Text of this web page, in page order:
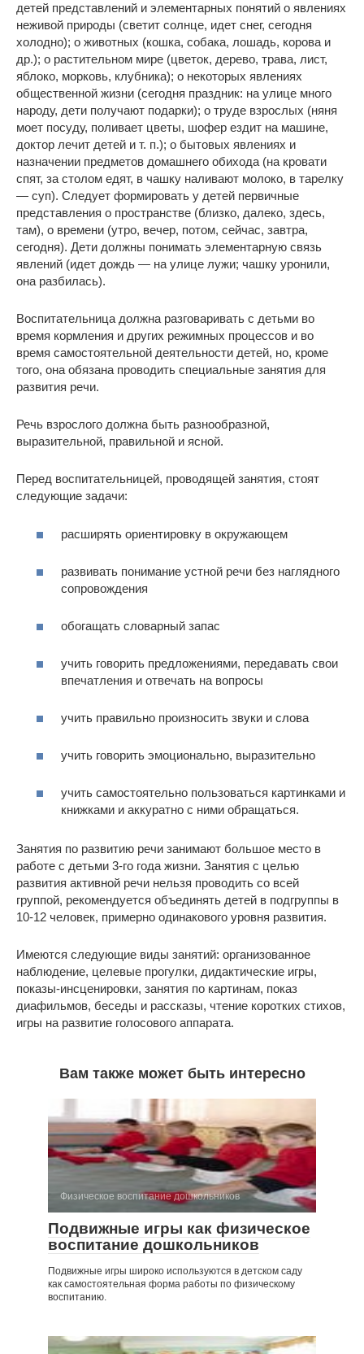
детей представлений и элементарных понятий о явлениях
неживой природы (светит солнце, идет снег, сегодня
холодно); о животных (кошка, собака, лошадь, корова и
др.); о растительном мире (цветок, дерево, трава, лист,
яблоко, морковь, клубника); о некоторых явлениях
общественной жизни (сегодня праздник: на улице много
народу, дети получают подарки); о труде взрослых (няня
моет посуду, поливает цветы, шофер ездит на машине,
доктор лечит детей и т. п.); о бытовых явлениях и
назначении предметов домашнего обихода (на кровати
спят, за столом едят, в чашку наливают молоко, в тарелку
— суп). Следует формировать у детей первичные
представления о пространстве (близко, далеко, здесь,
там), о времени (утро, вечер, потом, сейчас, завтра,
сегодня). Дети должны понимать элементарную связь
явлений (идет дождь — на улице лужи; чашку уронили,
она разбилась).
Воспитательница должна разговаривать с детьми во
время кормления и других режимных процессов и во
время самостоятельной деятельности детей, но, кроме
того, она обязана проводить специальные занятия для
развития речи.
Речь взрослого должна быть разнообразной,
выразительной, правильной и ясной.
Перед воспитательницей, проводящей занятия, стоят
следующие задачи:
расширять ориентировку в окружающем
развивать понимание устной речи без наглядного
сопровождения
обогащать словарный запас
учить говорить предложениями, передавать свои
впечатления и отвечать на вопросы
учить правильно произносить звуки и слова
учить говорить эмоционально, выразительно
учить самостоятельно пользоваться картинками и
книжками и аккуратно с ними обращаться.
Занятия по развитию речи занимают большое место в
работе с детьми 3-го года жизни. Занятия с целью
развития активной речи нельзя проводить со всей
группой, рекомендуется объединять детей в подгруппы в
10-12 человек, примерно одинакового уровня развития.
Имеются следующие виды занятий: организованное
наблюдение, целевые прогулки, дидактические игры,
показы-инсценировки, занятия по картинам, показ
диафильмов, беседы и рассказы, чтение коротких стихов,
игры на развитие голосового аппарата.
Вам также может быть интересно
Физическое воспитание дошкольников
Подвижные игры как физическое
воспитание дошкольников
Подвижные игры широко используются в детском саду
как самостоятельная форма работы по физическому
воспитанию.